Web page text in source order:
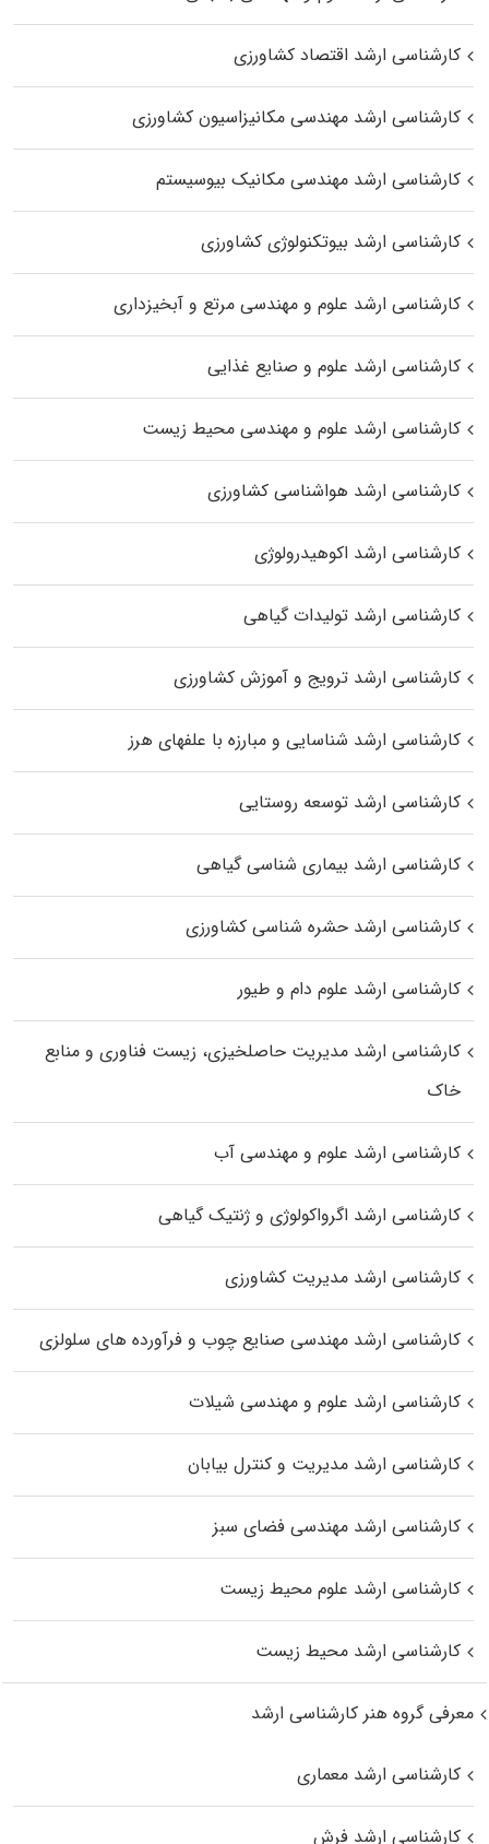
کارشناسی ارشد اقتصاد کشاورزی
کارشناسی ارشد مهندسی مکانیزاسیون کشاورزی
کارشناسی ارشد مهندسی مکانیک بیوسیستم
کارشناسی ارشد بیوتکنولوژی کشاورزی
کارشناسی ارشد علوم و مهندسی مرتع و آبخیزداری
کارشناسی ارشد علوم و صنایع غذایی
کارشناسی ارشد علوم و مهندسی محیط زیست
کارشناسی ارشد هواشناسی کشاورزی
کارشناسی ارشد اکوهیدرولوژی
کارشناسی ارشد تولیدات گیاهی
کارشناسی ارشد ترویج و آموزش کشاورزی
کارشناسی ارشد شناسایی و مبارزه با علفهای هرز
کارشناسی ارشد توسعه روستایی
کارشناسی ارشد بیماری‌ شناسی گیاهی
کارشناسی ارشد حشره‌ شناسی کشاورزی
کارشناسی ارشد علوم دام و طیور
کارشناسی ارشد مدیریت حاصلخیزی، زیست فناوری و منابع
خاک
کارشناسی ارشد علوم و مهندسی آب
کارشناسی ارشد اگرواکولوژی و ژنتیک گیاهی
کارشناسی ارشد مدیریت کشاورزی
کارشناسی ارشد مهندسی صنایع چوب و فرآورده‌ های سلولزی
کارشناسی ارشد علوم و مهندسی شیلات
کارشناسی ارشد مدیریت و کنترل بیابان
کارشناسی ارشد مهندسی فضای سبز
کارشناسی ارشد علوم محیط‌ زیست
کارشناسی ارشد محیط زیست
معرفی گروه هنر کارشناسی ارشد
کارشناسی ارشد معماری
کارشناسی ارشد فرش